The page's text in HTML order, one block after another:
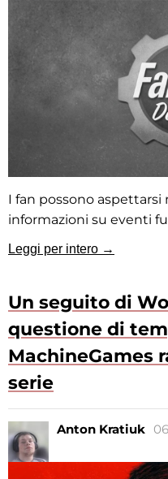
I fan possono
informazioni su eventi
Leggi per intero →
Un seguito di
questione di
MachineGames
serie
Anton Kratiuk